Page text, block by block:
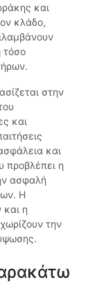
και
κλάδο,
τόσο
στην
και
και
προβλέπει η
ασφαλή
Η
και η
την